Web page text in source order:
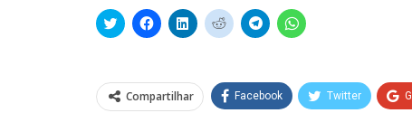
Clique
para
em
nova
janela)
Clique
para
em
nova
janela)
Clique
para
em
nova
janela)
Clique
para
em
nova
janela)
Clique
para
em
nova
janela)
Clique
para
em
nova
janela)
Compartilhar Facebook Twitter